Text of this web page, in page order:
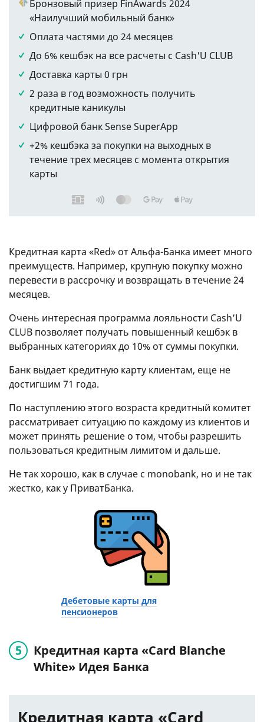
Бронзовый призер FinAwards 2024
«Наилучший мобильный банк»
Оплата частями до 24 месяцев
До 6% кешбэк на все расчеты с Cash'U CLUB
Доставка карты 0 грн
2 раза в год возможность получить
кредитные каникулы
Цифровой банк Sense SuperApp
+2% кешбэка за покупки на выходных в
течение трех месяцев с момента открытия
карты
Кредитная карта «Red» от Альфа-Банка имеет много
преимуществ. Например, крупную покупку можно
перевести в рассрочку и возвращать в течение 24
месяцев.
Очень интересная программа лояльности Cash’U
CLUB позволяет получать повышенный кешбэк в
выбранных категориях до 10% от суммы покупки.
Банк выдает кредитную карту клиентам, еще не
достигшим 71 года.
По наступлению этого возраста кредитный комитет
рассматривает ситуацию по каждому из клиентов и
может принять решение о том, чтобы разрешить
пользоваться кредитным лимитом и дальше.
Не так хорошо, как в случае с monobank, но и не так
жестко, как у ПриватБанка.
Дебетовые карты для
пенсионеров
Кредитная карта «Card Blanche
White» Идея Банка
Кредитная карта «Card